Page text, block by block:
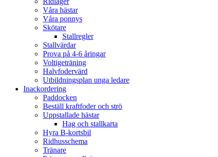
Våra hästar
Våra ponnys
Skötare
Stallregler
Stallvärdar
Prova på 4-6 åringar
Voltigeträning
Halvfodervärd
Utbildningsplan unga ledare
Inackordering
Paddocken
Beställ kraftfoder och strö
Uppstallade hästar
Hag och stallkarta
Hyra B-kortsbil
Ridhusschema
Tränare